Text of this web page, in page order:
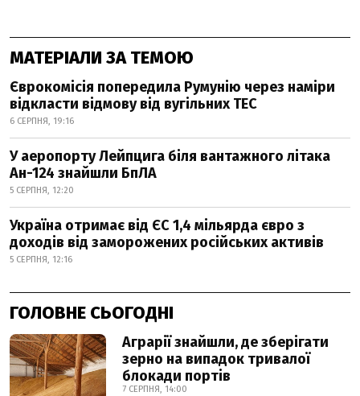
МАТЕРІАЛИ ЗА ТЕМОЮ
Єврокомісія попередила Румунію через наміри
відкласти відмову від вугільних ТЕС
6 СЕРПНЯ, 19:16
У аеропорту Лейпцига біля вантажного літака
Ан-124 знайшли БпЛА
5 СЕРПНЯ, 12:20
Україна отримає від ЄС 1,4 мільярда євро з
доходів від заморожених російських активів
5 СЕРПНЯ, 12:16
ГОЛОВНЕ СЬОГОДНІ
Аграрії знайшли, де зберігати
зерно на випадок тривалої
блокади портів
7 СЕРПНЯ, 14:00